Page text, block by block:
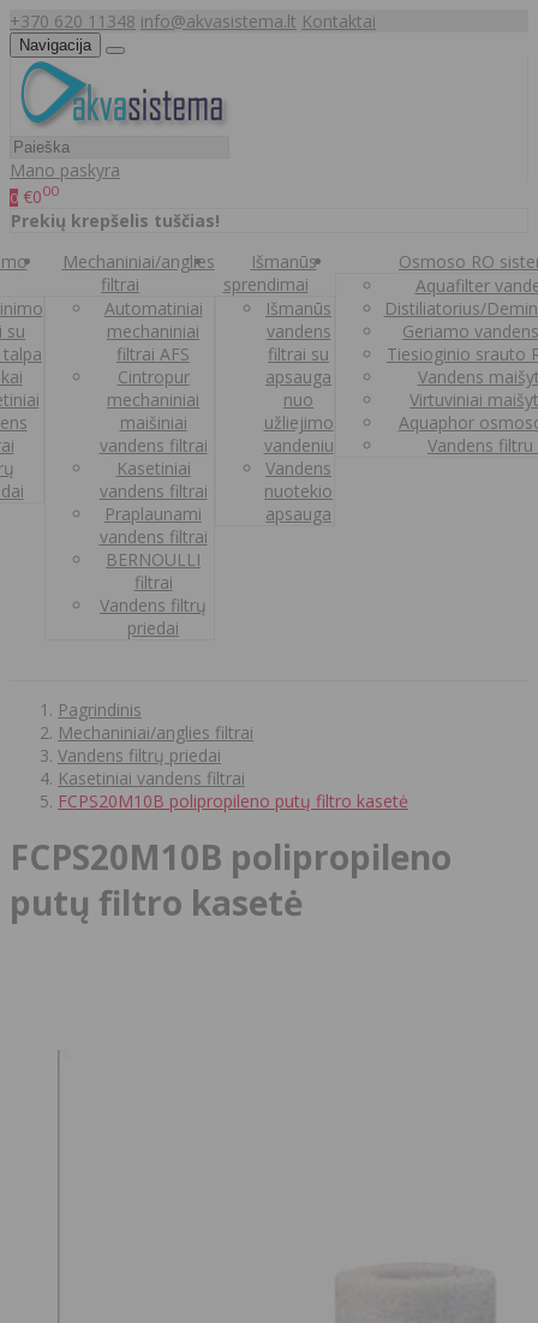
+370 620 11348 info@akvasistema.lt Kontaktai
Navigacija
Mano paskyra
0 €000
Prekių krepšelis tuščias!
su
Mechaniniai/anglies
filtrai
Automatiniai
mechaniniai
filtrai AFS
Cintropur
mechaniniai
maišiniai
vandens filtrai
Kasetiniai
vandens filtrai
Praplaunami
vandens filtrai
BERNOULLI
filtrai
Vandens filtrų
priedai
Išmanūs
sprendimai
Išmanūs
vandens
filtrai su
apsauga
nuo
užliejimo
vandeniu
Vandens
nuotekio
apsauga
Osmoso RO
Aquafilter
Distiliatorius/
Geriamo
Tiesioginio srauto
Vandens
Virtuviniai
Aquaphor
Vandens filtru
Pagrindinis
Mechaniniai/anglies filtrai
Vandens filtrų priedai
Kasetiniai vandens filtrai
FCPS20M10B polipropileno putų filtro kasetė
FCPS20M10B polipropileno
putų filtro kasetė